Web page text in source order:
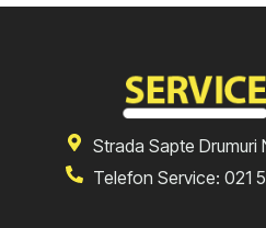
Strada Sapte Drumuri
Telefon Service: 021